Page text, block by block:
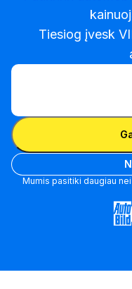
Tiesiog įvesk
Įvesk VIN
Įvesk VIN
Mumis pasitiki daugiau